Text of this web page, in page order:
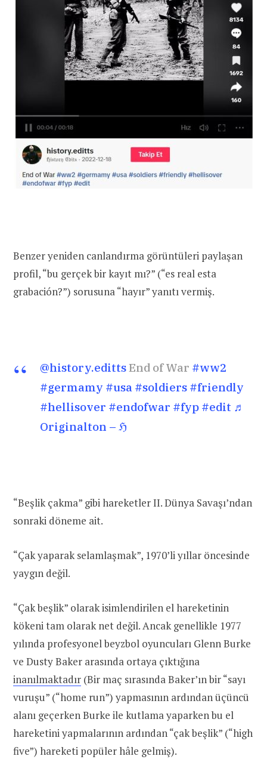
Benzer yeniden canlandırma görüntüleri paylaşan
profil, “bu gerçek bir kayıt mı?” (“es real esta
grabación?”) sorusuna “hayır” yanıtı vermiş.
@history.edittsEnd of War #ww2
#germamy #usa #soldiers #friendly
#hellisover #endofwar #fyp #edit ♬
Originalton – ℌ
“Beşlik çakma” gibi hareketler II. Dünya Savaşı’ndan
sonraki döneme ait.
“Çak yaparak selamlaşmak”, 1970’li yıllar öncesinde
yaygın değil.
“Çak beşlik” olarak isimlendirilen el hareketinin
kökeni tam olarak net değil. Ancak genellikle 1977
yılında profesyonel beyzbol oyuncuları Glenn Burke
ve Dusty Baker arasında ortaya çıktığına
inanılmaktadır (Bir maç sırasında Baker’ın bir “sayı
vuruşu” (“home run”) yapmasının ardından üçüncü
alanı geçerken Burke ile kutlama yaparken bu el
hareketini yapmalarının ardından “çak beşlik” (“high
five”) hareketi popüler hâle gelmiş).